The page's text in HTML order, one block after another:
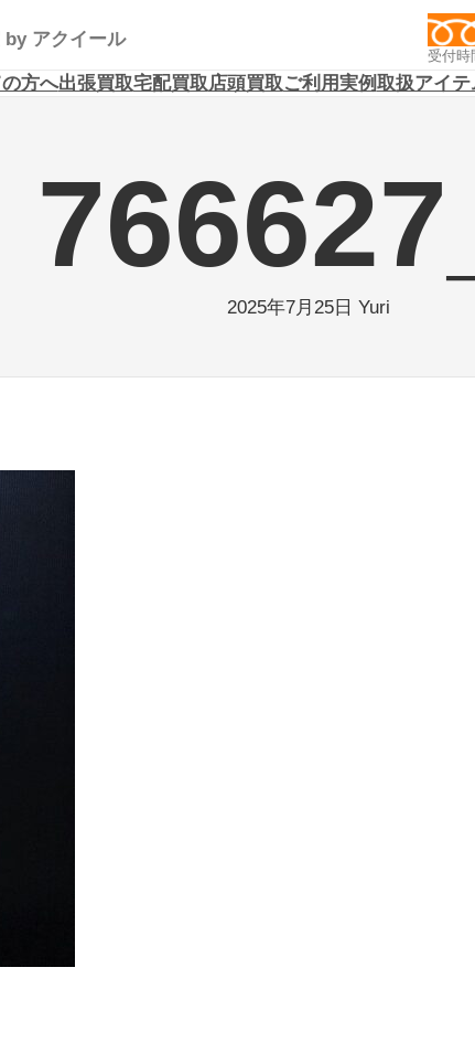
by アクイール
受付時
方へ出張買取宅配買取店頭買取ご利用実例取扱アイテ
2025年7月25日 Yuri